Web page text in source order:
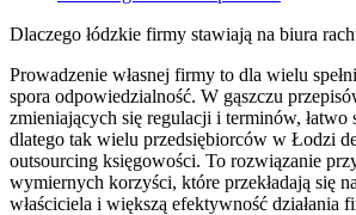
Dlaczego łódzkie firmy stawiają na biura
Prowadzenie własnej firmy to dla wielu
spora odpowiedzialność. W gąszczu
zmieniających się regulacji i terminów, łatwo
dlatego tak wielu przedsiębiorców w Łodzi
outsourcing księgowości. To rozwiązanie
wymiernych korzyści, które przekładają się
właściciela i większą efektywność działania